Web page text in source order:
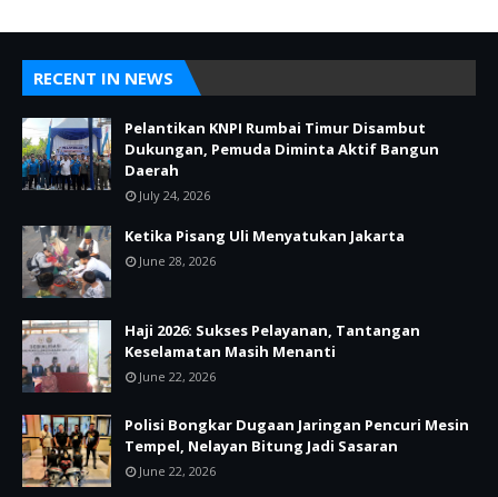
RECENT IN NEWS
Pelantikan KNPI Rumbai Timur Disambut
Dukungan, Pemuda Diminta Aktif Bangun
Daerah
July 24, 2026
Ketika Pisang Uli Menyatukan Jakarta
June 28, 2026
Haji 2026: Sukses Pelayanan, Tantangan
Keselamatan Masih Menanti
June 22, 2026
Polisi Bongkar Dugaan Jaringan Pencuri Mesin
Tempel, Nelayan Bitung Jadi Sasaran
June 22, 2026